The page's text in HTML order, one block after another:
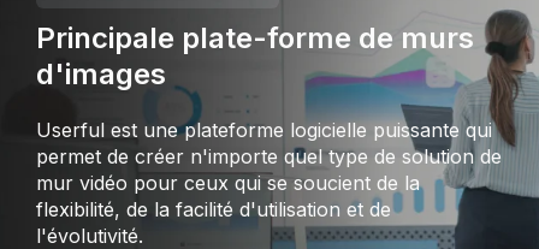
Principale plate-forme de murs
d'images
Userful est une plateforme logicielle puissante qui
permet de créer n'importe quel type de solution de
mur vidéo pour ceux qui se soucient de la
flexibilité, de la facilité d'utilisation et de
l'évolutivité.